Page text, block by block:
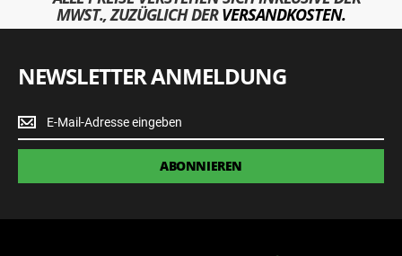
MWST., ZUZÜGLICH DERVERSANDKOSTEN.
NEWSLETTER ANMELDUNG
Newsletter
Anmeldung
ABONNIEREN